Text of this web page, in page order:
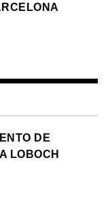
DE
LOBOCH